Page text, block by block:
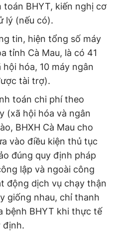
BHYT, kiến nghị cơ
lý (nếu có).
tin, hiện tổng số máy
tỉnh Cà Mau, là có 41
hóa, 10 máy ngân
tài trợ).
toán chi phí theo
(xã hội hóa và ngân
BHXH Cà Mau cho
vào điều kiện thủ tục
đúng quy định pháp
lập và ngoài công
động dịch vụ chạy thận
giống nhau, chỉ thanh
bệnh BHYT khi thực tế
định.